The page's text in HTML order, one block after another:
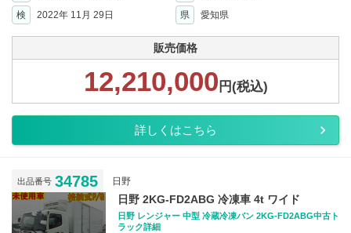
検
2022年 11月 29日 県 愛知県
販売価格
12,210,000 円(税込)
詳しくはこちら
出品番号 34785 日野
日野 2KG-FD2ABG 冷凍車 4t ワイド
日野 レンジャー 中型 冷蔵冷凍バン 2KG-FD2ABG中古ト
ラック詳細